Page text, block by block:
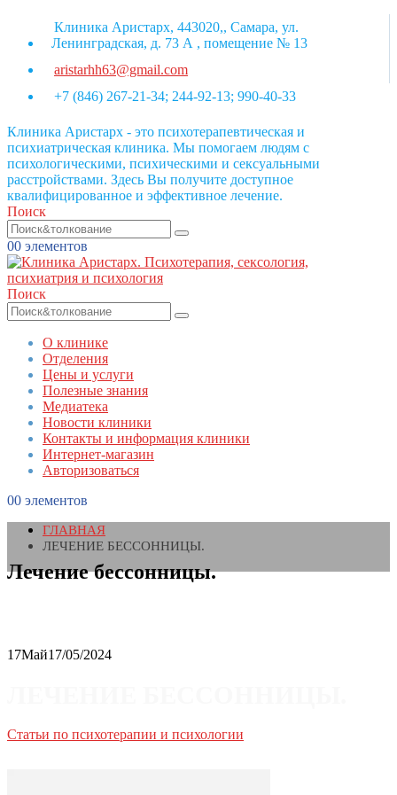
Клиника Аристарх, 443020,, Самара, ул.
Ленинградская, д. 73 А , помещение № 13
aristarhh63@gmail.com
+7 (846) 267-21-34; 244-92-13; 990-40-33
Клиника Аристарх - это психотерапевтическая и
психиатрическая клиника. Мы помогаем людям с
психологическими, психическими и сексуальными
расстройствами. Здесь Вы получите доступное
квалифицированное и эффективное лечение.
Поиск
00 элементов
Поиск
О клинике
Отделения
Цены и услуги
Полезные знания
Медиатека
Новости клиники
Контакты и информация клиники
Интернет-магазин
Авторизоваться
00 элементов
ГЛАВНАЯ
ЛЕЧЕНИЕ БЕССОННИЦЫ.
Лечение бессонницы.
17Май17/05/2024
Статьи по психотерапии и психологии